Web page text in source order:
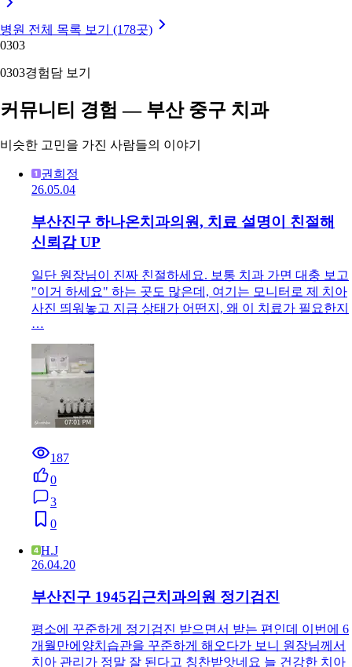
병원 전체 목록 보기 (178곳)
0303
0303경험담 보기
커뮤니티 경험 — 부산 중구 치과
비슷한 고민을 가진 사람들의 이야기
권희정
26.05.04
부산진구 하나온치과의원, 치료 설명이 친절해
신뢰감 UP
일단 원장님이 진짜 친절하세요. 보통 치과 가면 대충 보고
"이거 하세요" 하는 곳도 많은데, 여기는 모니터로 제 치아
사진 띄워놓고 지금 상태가 어떤지, 왜 이 치료가 필요한지
…
187
0
3
0
H.J
26.04.20
부산진구 1945김근치과의원 정기검진
평소에 꾸준하게 정기검진 받으면서 받는 편인데 이번에 6
개월만에양치습관을 꾸준하게 해오다가 보니 원장님께서
치아 관리가 정말 잘 된다고 칭찬받앗네요 늘 건강한 치아